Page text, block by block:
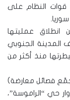
قوات النظام على
انطلاق عمليتها
المدينة الجنوبي
منذ أكثر من
فصائل معارضة)
حي “الراموسة”،